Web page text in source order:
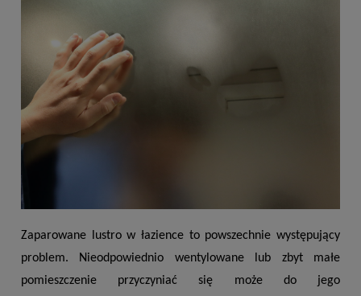
Zaparowane lustro w łazience to powszechnie występujący
problem. Nieodpowiednio wentylowane lub zbyt małe
pomieszczenie przyczyniać się może do jego